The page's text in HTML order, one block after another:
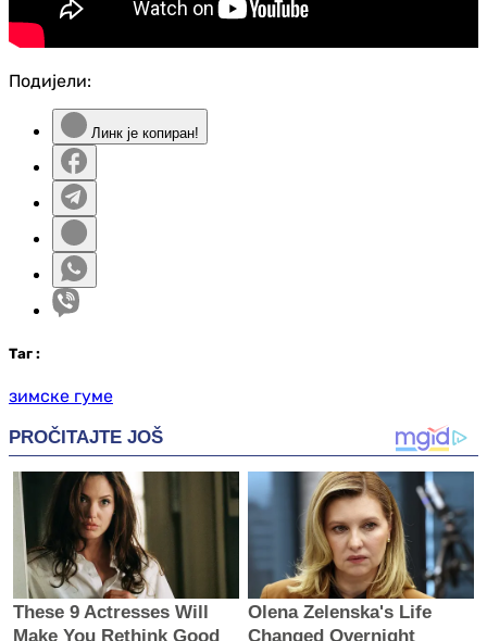
Подијели:
Линк је копиран!
Таг :
зимске гуме